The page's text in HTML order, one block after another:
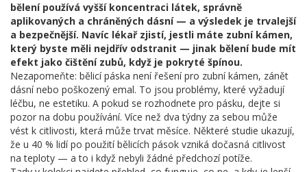
bělení používá vyšší koncentraci látek, správně
aplikovaných a chráněných dásní — a výsledek je trvalejší
a bezpečnější. Navíc lékař zjistí, jestli máte zubní kámen,
který byste měli nejdřív odstranit — jinak bělení bude mít
efekt jako čištění zubů, když je pokryté špínou.
Nezapomeňte: bělicí páska není řešení pro zubní kámen, zánět
dásní nebo poškozený emal. To jsou problémy, které vyžadují
léčbu, ne estetiku. A pokud se rozhodnete pro pásku, dejte si
pozor na dobu používání. Více než dva týdny za sebou může
vést k citlivosti, která může trvat měsíce. Některé studie ukazují,
že u 40 % lidí po použití bělicích pások vzniká dočasná citlivost
na teploty — a to i když nebyli žádné předchozí potíže.